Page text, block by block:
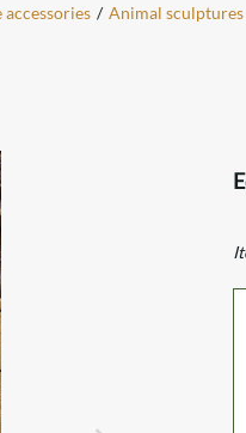
/ Animal sculptures